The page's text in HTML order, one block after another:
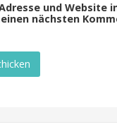
und Website
nächsten